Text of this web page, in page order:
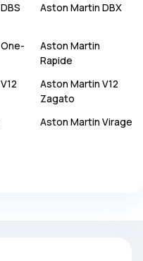
DBS Aston Martin DBX
One-
Aston Martin
Rapide
V12
Aston Martin V12
Zagato
Aston Martin Virage